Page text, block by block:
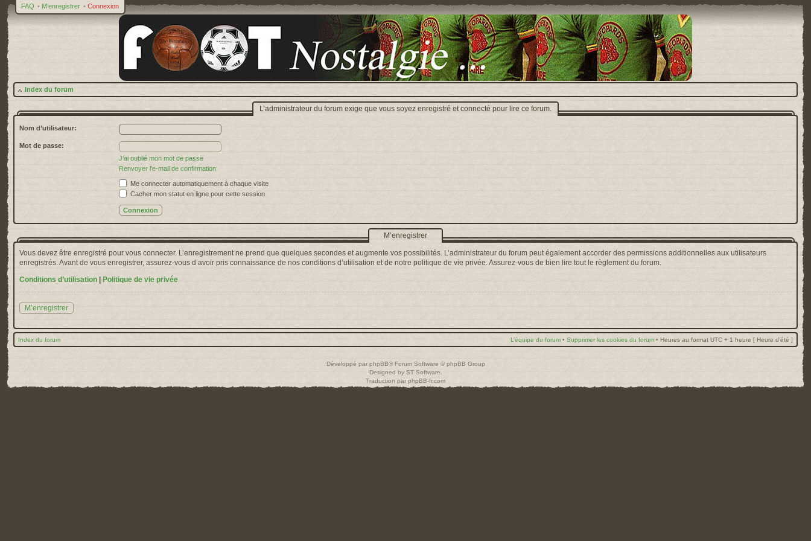
FAQ • M’enregistrer • Connexion
Index du forum
L’administrateur du forum exige que vous soyez enregistré et connecté pour lire ce forum.
Nom d’utilisateur:
Mot de passe:
J’ai oublié mon mot de passe
Renvoyer l’e-mail de confirmation
Me connecter automatiquement à chaque visite
Cacher mon statut en ligne pour cette session
M’enregistrer
Vous devez être enregistré pour vous connecter. L’enregistrement ne prend que quelques secondes et augmente vos possibilités. L’administrateur du forum peut également accorder des permissions additionnelles aux utilisateurs
enregistrés. Avant de vous enregistrer, assurez-vous d’avoir pris connaissance de nos conditions d’utilisation et de notre politique de vie privée. Assurez-vous de bien lire tout le règlement du forum.
Conditions d’utilisation
Politique de vie privée
M’enregistrer
Index du forum L’équipe du forum • Supprimer les cookies du forum • Heures au format UTC + 1 heure [ Heure d’été ]
Développé par phpBB® Forum Software © phpBB Group
Designed by ST Software
Traduction par phpBB-fr.com